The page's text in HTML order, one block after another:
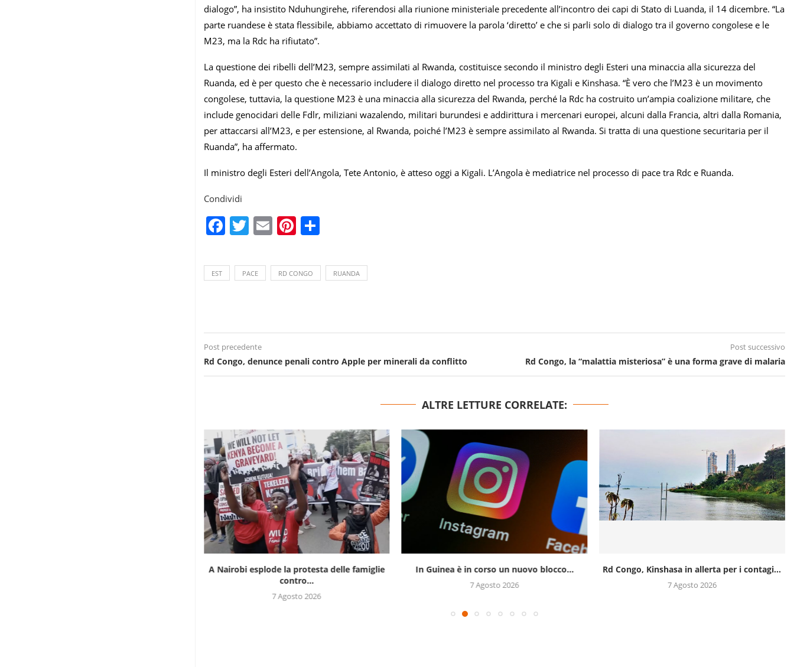
dialogo”, ha insistito Nduhungirehe, riferendosi alla riunione ministeriale precedente all’incontro dei capi di Stato di Luanda, il 14 dicembre. “La
parte ruandese è stata flessibile, abbiamo accettato di rimuovere la parola ‘diretto’ e che si parli solo di dialogo tra il governo congolese e le
M23, ma la Rdc ha rifiutato”.
La questione dei ribelli dell’M23, sempre assimilati al Rwanda, costituisce secondo il ministro degli Esteri una minaccia alla sicurezza del
Ruanda, ed è per questo che è necessario includere il dialogo diretto nel processo tra Kigali e Kinshasa. “È vero che l’M23 è un movimento
congolese, tuttavia, la questione M23 è una minaccia alla sicurezza del Rwanda, perché la Rdc ha costruito un’ampia coalizione militare, che
include genocidari delle Fdlr, miliziani wazalendo, militari burundesi e addirittura i mercenari europei, alcuni dalla Francia, altri dalla Romania,
per attaccarsi all’M23, e per estensione, al Rwanda, poiché l’M23 è sempre assimilato al Rwanda. Si tratta di una questione securitaria per il
Ruanda”, ha affermato.
Il ministro degli Esteri dell’Angola, Tete Antonio, è atteso oggi a Kigali. L’Angola è mediatrice nel processo di pace tra Rdc e Ruanda.
Condividi
Facebook
Twitter
EmailPinterest
EST PACE RD CONGO RUANDA
Post precedente
Rd Congo, denunce penali contro Apple per minerali da conflitto
Post successivo
Rd Congo, la “malattia misteriosa” è una forma grave di malaria
ALTRE LETTURE CORRELATE:
A Nairobi esplode la protesta delle famiglie
contro...
7 Agosto 2026
In Guinea è in corso un nuovo blocco...
7 Agosto 2026
Rd Congo, Kinshasa in allerta per i contagi...
7 Agosto 2026